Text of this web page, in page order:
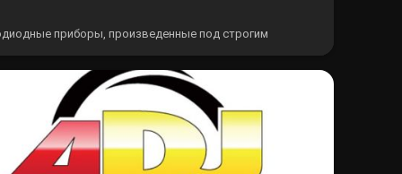
приборы, произведенные под строгим
качества! Это статичные и поворотные приборы
мощности и функционала, а...